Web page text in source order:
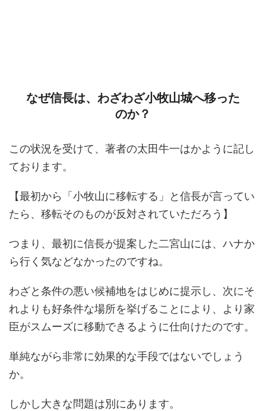
なぜ信長は、わざわざ小牧山城へ移った
のか？
この状況を受けて、著者の太田牛一はかように記し
ております。
【最初から「小牧山に移転する」と信長が言ってい
たら、移転そのものが反対されていただろう】
つまり、最初に信長が提案した二宮山には、ハナか
ら行く気などなかったのですね。
わざと条件の悪い候補地をはじめに提示し、次にそ
れよりも好条件な場所を挙げることにより、より家
臣がスムーズに移動できるように仕向けたのです。
単純ながら非常に効果的な手段ではないでしょう
か。
しかし大きな問題は別にあります。